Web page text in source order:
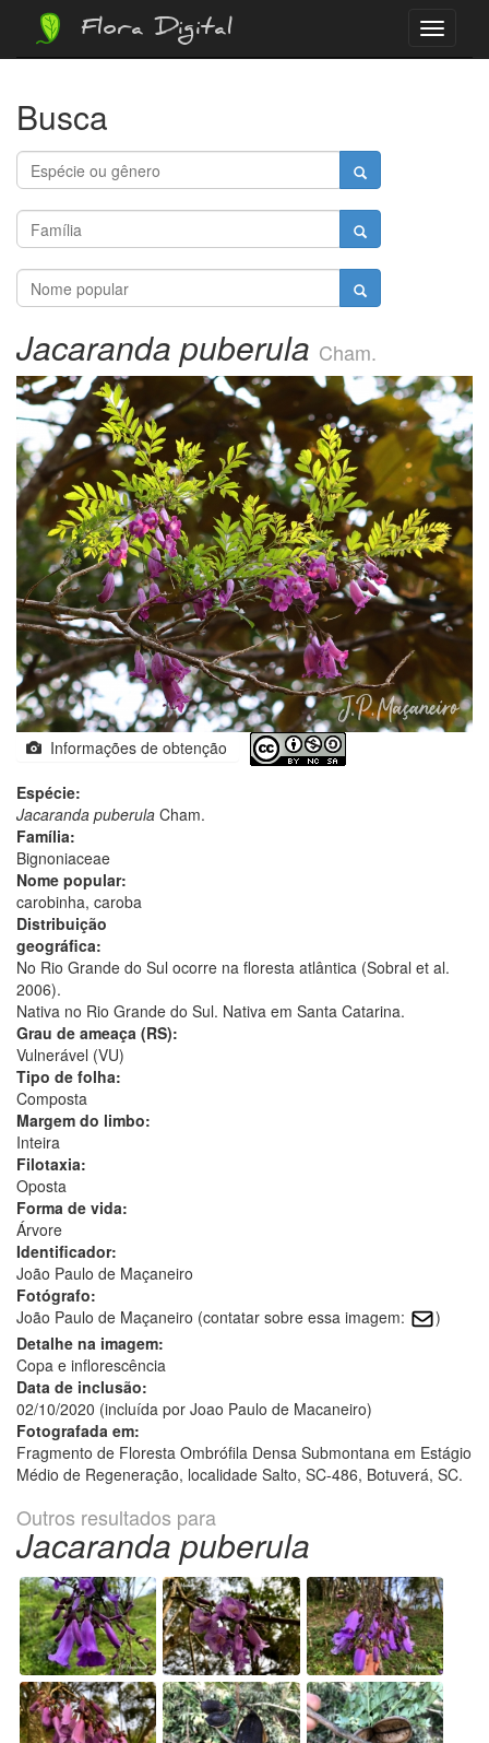
Menu
Flora Digital
Busca
Jacaranda puberula Cham.
Informações de obtenção
Espécie:
Jacaranda puberula Cham.
Família:
Bignoniaceae
Nome popular:
carobinha, caroba
Distribuição
geográfica:
No Rio Grande do Sul ocorre na floresta atlântica (Sobral et al.
2006).
Nativa no Rio Grande do Sul. Nativa em Santa Catarina.
Grau de ameaça (RS):
Vulnerável (VU)
Tipo de folha:
Composta
Margem do limbo:
Inteira
Filotaxia:
Oposta
Forma de vida:
Árvore
Identificador:
João Paulo de Maçaneiro
Fotógrafo:
João Paulo de Maçaneiro (contatar sobre essa imagem:
)
Detalhe na imagem:
Copa e inflorescência
Data de inclusão:
02/10/2020 (incluída por Joao Paulo de Macaneiro)
Fotografada em:
Fragmento de Floresta Ombrófila Densa Submontana em Estágio
Médio de Regeneração, localidade Salto, SC-486, Botuverá, SC.
Outros resultados para
Jacaranda puberula